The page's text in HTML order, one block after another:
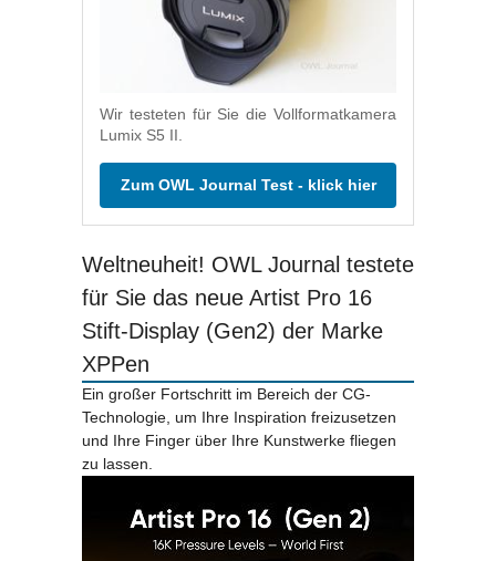
Wir testeten für Sie die Vollformatkamera
Lumix S5 II.
Zum OWL Journal Test - klick hier
Weltneuheit! OWL Journal testete
für Sie das neue Artist Pro 16
Stift-Display (Gen2) der Marke
XPPen
Ein großer Fortschritt im Bereich der CG-
Technologie, um Ihre Inspiration freizusetzen
und Ihre Finger über Ihre Kunstwerke fliegen
zu lassen.